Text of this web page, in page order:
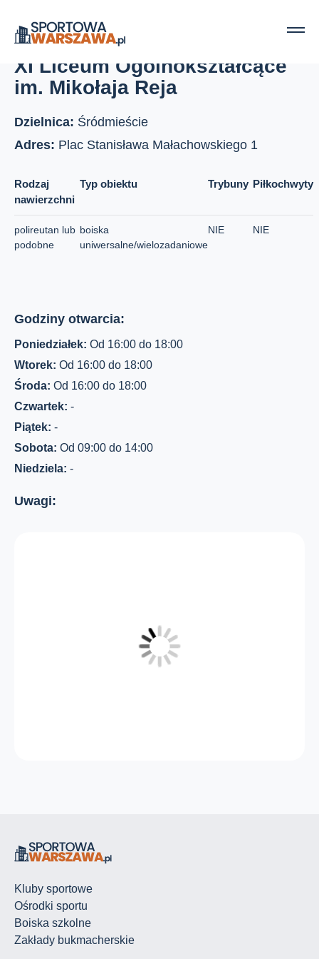
Strona główna
Boiska szkolne
XI Liceum Ogólnokształcące im. Mikołaja Reja
XI Liceum Ogólnokształcące
im. Mikołaja Reja
Dzielnica: Śródmieście
Adres: Plac Stanisława Małachowskiego 1
Rodzaj
nawierzchni
Typ obiektu Trybuny Piłkochwyty
polireutan lub
podobne
boiska
uniwersalne/wielozadaniowe
NIE NIE
Godziny otwarcia:
Poniedziałek: Od 16:00 do 18:00
Wtorek: Od 16:00 do 18:00
Środa: Od 16:00 do 18:00
Czwartek: -
Piątek: -
Sobota: Od 09:00 do 14:00
Niedziela: -
Uwagi:
Kluby sportowe
Ośrodki sportu
Boiska szkolne
Zakłady bukmacherskie